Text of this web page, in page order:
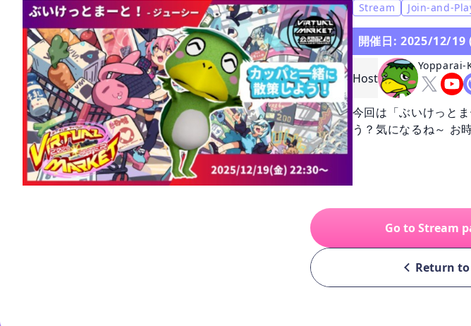
Stream Join-and-
開催日: 2025/12/19
Host
Yopparai-
今回は「ぶいけっと
う？気になるね～ お
Go to Stream
Return